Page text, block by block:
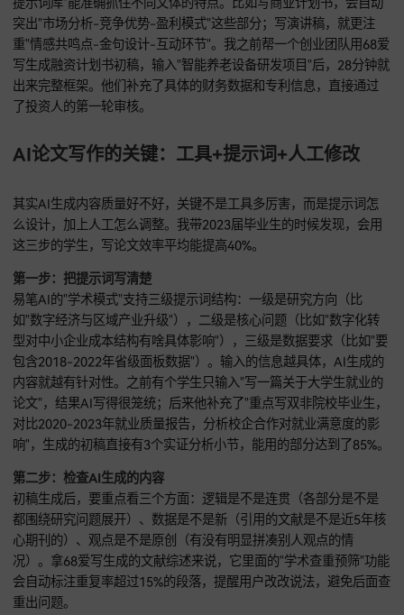
稿快多了。
另一个常用的68爱写，在处理短文章方面特别厉害。实际用下
2000字以内的演讲稿、工作总结或者商业计划书，它里面的"
提示词库"能准确抓住不同文体的特点。比如写商业计划书，会
突出"市场分析-竞争优势-盈利模式"这些部分；写演讲稿，就
重"情感共鸣点-金句设计-互动环节"。我之前帮一个创业团队
写生成融资计划书初稿，输入"智能养老设备研发项目"后，28
了投资人的第一轮审核。
其实AI生成内容质量好不好，关键不是工具多厉害，而是提示
么设计，加上人工怎么调整。我带2023届毕业生的时候发现，
这三步的学生，写论文效率平均能提高40%。
第一步：把提示词写清楚
易笔AI的"学术模式"支持三级提示词结构：一级是研究方向（比
如"数字经济与区域产业升级"），二级是核心问题（比如"数字
型对中小企业成本结构有啥具体影响"），三级是数据要求（比
包含2018-2022年省级面板数据"）。输入的信息越具体，AI生
内容就越有针对性。之前有个学生只输入"写一篇关于大学生就
论文"，结果AI写得很笼统；后来他补充了"重点写双非院校毕
对比2020-2023年就业质量报告，分析校企合作对就业满意度
响"，生成的初稿直接有3个实证分析小节，能用的部分达到了